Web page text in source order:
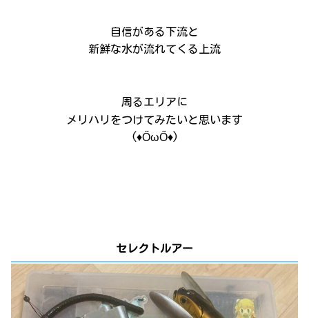
自信がある下流と
新鮮な水が流れてくる上流
周るエリアに
メリハリをつけてみたいと思います
(♦ŐωŐ♦)
セレクトルアー